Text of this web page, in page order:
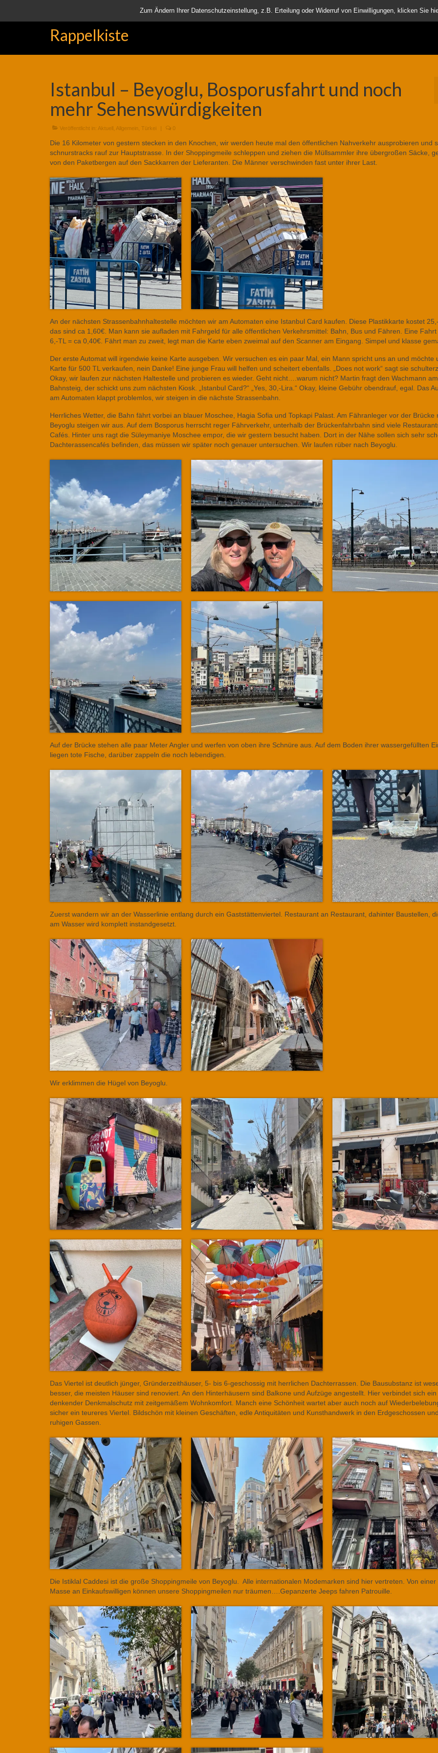
Über uns Unsere Rappelkiste Länder
Rappelkiste
Istanbul – Beyoglu, Bosporusfahrt und noch
mehr Sehenswürdigkeiten
Veröffentlicht in: Aktuell Allgemein Türkei | 0
Die 16 Kilometer von gestern stecken in den Knochen, wir werden heute mal den öffentlichen Nahverkehr ausprobieren und
schnurstracks rauf zur Hauptstrasse. In der Shoppingmeile schleppen und ziehen die Müllsammler ihre übergroßen Säcke,
von den Paketbergen auf den Sackkarren der Lieferanten. Die Männer verschwinden fast unter ihrer Last.
An der nächsten Strassenbahnhaltestelle möchten wir am Automaten eine Istanbul Card kaufen. Diese Plastikkarte kostet
das sind ca 1,60€. Man kann sie aufladen mit Fahrgeld für alle öffentlichen Verkehrsmittel: Bahn, Bus und Fähren. Eine
6,-TL = ca 0,40€. Fährt man zu zweit, legt man die Karte eben zweimal auf den Scanner am Eingang. Simpel und klasse
Der erste Automat will irgendwie keine Karte ausgeben. Wir versuchen es ein paar Mal, ein Mann spricht uns an und möchte
Karte für 500 TL verkaufen, nein Danke! Eine junge Frau will helfen und scheitert ebenfalls. „Does not work“ sagt sie
Okay, wir laufen zur nächsten Haltestelle und probieren es wieder. Geht nicht….warum nicht? Martin fragt den Wachmann am
Bahnsteig, der schickt uns zum nächsten Kiosk. „Istanbul Card?“ „Yes, 30,-Lira.“ Okay, kleine Gebühr obendrauf, egal. Das
am Automaten klappt problemlos, wir steigen in die nächste Strassenbahn.
Herrliches Wetter, die Bahn fährt vorbei an blauer Moschee, Hagia Sofia und Topkapi Palast. Am Fähranleger vor der Brücke
Beyoglu steigen wir aus. Auf dem Bosporus herrscht reger Fährverkehr, unterhalb der Brückenfahrbahn sind viele
Cafés. Hinter uns ragt die Süleymaniye Moschee empor, die wir gestern besucht haben. Dort in der Nähe sollen sich sehr
Dachterassencafés befinden, das müssen wir später noch genauer untersuchen. Wir laufen rüber nach Beyoglu.
Auf der Brücke stehen alle paar Meter Angler und werfen von oben ihre Schnüre aus. Auf dem Boden ihrer wassergefüllten
liegen tote Fische, darüber zappeln die noch lebendigen.
Zuerst wandern wir an der Wasserlinie entlang durch ein Gaststättenviertel. Restaurant an Restaurant, dahinter Baustellen,
am Wasser wird komplett instandgesetzt.
Wir erklimmen die Hügel von Beyoglu.
Das Viertel ist deutlich jünger, Gründerzeithäuser, 5- bis 6-geschossig mit herrlichen Dachterrassen. Die Bausubstanz ist
besser, die meisten Häuser sind renoviert. An den Hinterhäusern sind Balkone und Aufzüge angestellt. Hier verbindet sich
denkender Denkmalschutz mit zeitgemäßem Wohnkomfort. Manch eine Schönheit wartet aber auch noch auf
sicher ein teureres Viertel. Bildschön mit kleinen Geschäften, edle Antiquitäten und Kunsthandwerk in den Erdgeschossen
ruhigen Gassen.
Die Istiklal Caddesi ist die große Shoppingmeile von Beyoglu. Alle internationalen Modemarken sind hier vertreten. Von einer
Masse an Einkaufswilligen können unsere Shoppingmeilen nur träumen….Gepanzerte Jeeps fahren Patrouille.
Zum Ändern Ihrer Datenschutzeinstellung, z.B. Erteilung oder Widerruf von Einwilligungen, klicken Sie